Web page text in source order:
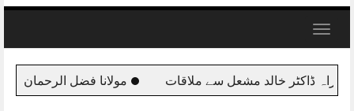
Toggle
فضل الرحمان وفد کے ہمراہ قطر پہنچ گئے اس وقت ملکی